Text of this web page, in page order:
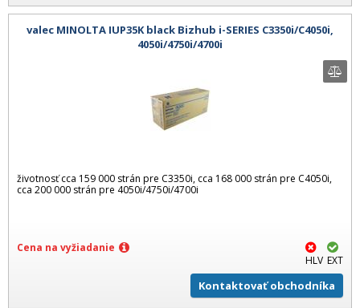
valec MINOLTA IUP35K black Bizhub i-SERIES C3350i/C4050i,
4050i/4750i/4700i
životnosť cca 159 000 strán pre C3350i, cca 168 000 strán pre C4050i,
cca 200 000 strán pre 4050i/4750i/4700i
Cena na vyžiadanie
HLV EXT
Kontaktovať obchodníka